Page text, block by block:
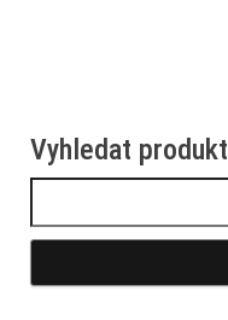
Vyhledat produkt